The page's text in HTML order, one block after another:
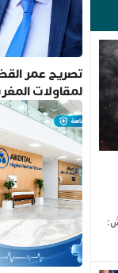
تصريح عمر
لمقاولات